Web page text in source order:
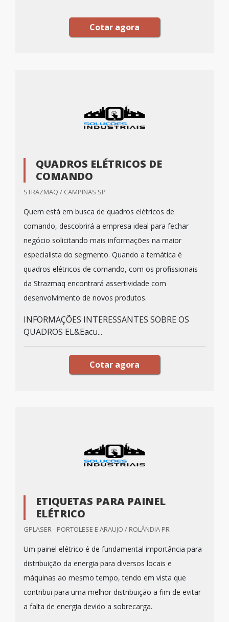
Cotar agora
QUADROS ELÉTRICOS DE
COMANDO
STRAZMAQ / CAMPINAS SP
Quem está em busca de quadros elétricos de
comando, descobrirá a empresa ideal para fechar
negócio solicitando mais informações na maior
especialista do segmento. Quando a temática é
quadros elétricos de comando, com os profissionais
da Strazmaq encontrará assertividade com
desenvolvimento de novos produtos.
INFORMAÇÕES INTERESSANTES SOBRE OS
QUADROS EL&Eacu...
Cotar agora
ETIQUETAS PARA PAINEL
ELÉTRICO
GPLASER - PORTOLESE E ARAUJO / ROLÂNDIA PR
Um painel elétrico é de fundamental importância para
distribuição da energia para diversos locais e
máquinas ao mesmo tempo, tendo em vista que
contribui para uma melhor distribuição a fim de evitar
a falta de energia devido a sobrecarga.